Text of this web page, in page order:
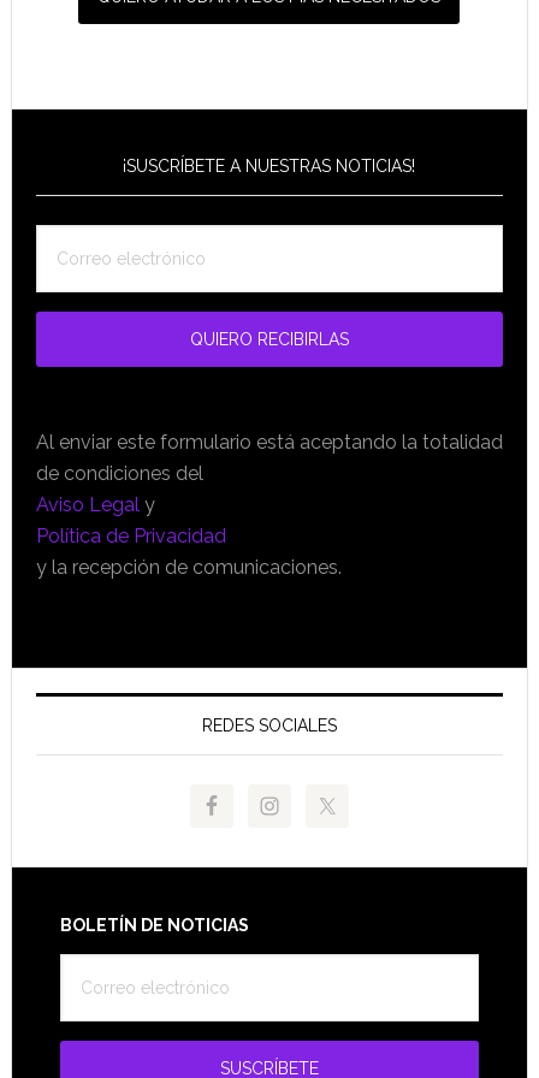
¡SUSCRÍBETE A NUESTRAS NOTICIAS!
Al enviar este formulario está aceptando la totalidad
de condiciones del
Aviso Legal y
Política de Privacidad
y la recepción de comunicaciones.
REDES SOCIALES
Footer
BOLETÍN DE NOTICIAS